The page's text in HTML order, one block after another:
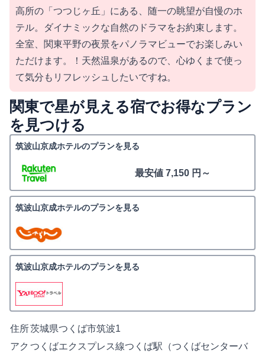
高所の「つつじヶ丘」にある、随一の眺望が自慢のホ
テル。ダイナミックな自然のドラマをお約束します。
全室、関東平野の夜景をパノラマビューでお楽しみい
ただけます。！天然温泉があるので、心ゆくまで使っ
て気分もリフレッシュしたいですね。
関東で星が見える宿でお得なプラン
を見つける
筑波山京成ホテルのプランを見る
最安値 7,150 円～
筑波山京成ホテルのプランを見る
筑波山京成ホテルのプランを見る
住所茨城県つくば市筑波1
アク つくばエクスプレス線つくば駅（つくばセンターバ